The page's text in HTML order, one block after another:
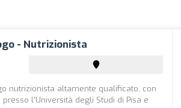
- Nutrizionista
nutrizionista altamente qualificato, con
l’Università degli Studi di Pisa e